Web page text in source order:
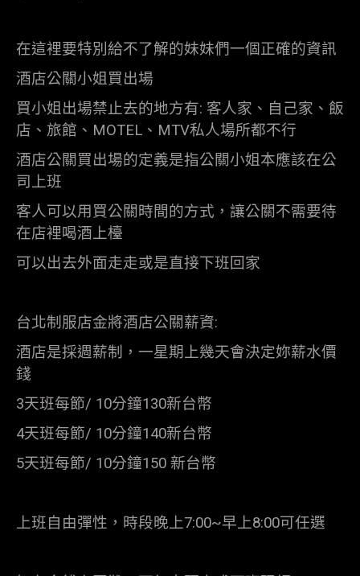
在這裡要特別給不了解的妹妹們一個正確的資訊
酒店公關小姐買出場
買小姐出場禁止去的地方有: 客人家、自己家、飯
店、旅館、MOTEL、MTV私人場所都不行
酒店公關買出場的定義是指公關小姐本應該在公
司上班
客人可以用買公關時間的方式，讓公關不需要待
在店裡喝酒上檯
可以出去外面走走或是直接下班回家
台北制服店金將酒店公關薪資:
酒店是採週薪制，一星期上幾天會決定妳薪水價
錢
3天班每節/ 10分鐘130新台幣
4天班每節/ 10分鐘140新台幣
5天班每節/ 10分鐘150 新台幣
上班自由彈性，時段晚上7:00~早上8:00可任選